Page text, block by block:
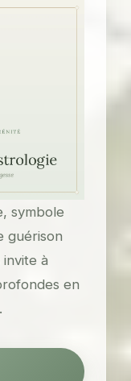
symbole
guérison
à
en